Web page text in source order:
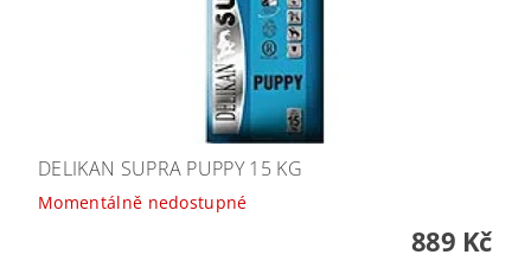
DELIKAN SUPRA PUPPY 15 KG
Momentálně nedostupné
889 Kč